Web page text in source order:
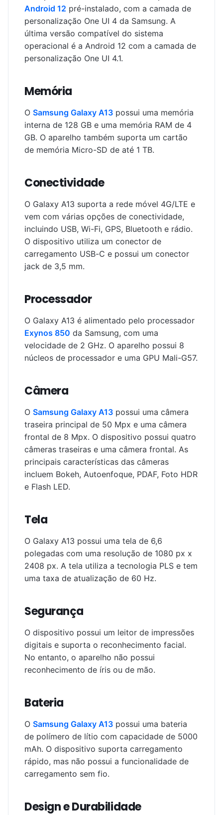
Android 12 pré-instalado, com a camada de
personalização One UI 4 da Samsung. A
última versão compatível do sistema
operacional é a Android 12 com a camada de
personalização One UI 4.1.
Memória
O Samsung Galaxy A13 possui uma memória
interna de 128 GB e uma memória RAM de 4
GB. O aparelho também suporta um cartão
de memória Micro-SD de até 1 TB.
Conectividade
O Galaxy A13 suporta a rede móvel 4G/LTE e
vem com várias opções de conectividade,
incluindo USB, Wi-Fi, GPS, Bluetooth e rádio.
O dispositivo utiliza um conector de
carregamento USB-C e possui um conector
jack de 3,5 mm.
Processador
O Galaxy A13 é alimentado pelo processador
Exynos 850 da Samsung, com uma
velocidade de 2 GHz. O aparelho possui 8
núcleos de processador e uma GPU Mali-G57.
Câmera
O Samsung Galaxy A13 possui uma câmera
traseira principal de 50 Mpx e uma câmera
frontal de 8 Mpx. O dispositivo possui quatro
câmeras traseiras e uma câmera frontal. As
principais características das câmeras
incluem Bokeh, Autoenfoque, PDAF, Foto HDR
e Flash LED.
Tela
O Galaxy A13 possui uma tela de 6,6
polegadas com uma resolução de 1080 px x
2408 px. A tela utiliza a tecnologia PLS e tem
uma taxa de atualização de 60 Hz.
Segurança
O dispositivo possui um leitor de impressões
digitais e suporta o reconhecimento facial.
No entanto, o aparelho não possui
reconhecimento de íris ou de mão.
Bateria
O Samsung Galaxy A13 possui uma bateria
de polímero de lítio com capacidade de 5000
mAh. O dispositivo suporta carregamento
rápido, mas não possui a funcionalidade de
carregamento sem fio.
Design e Durabilidade